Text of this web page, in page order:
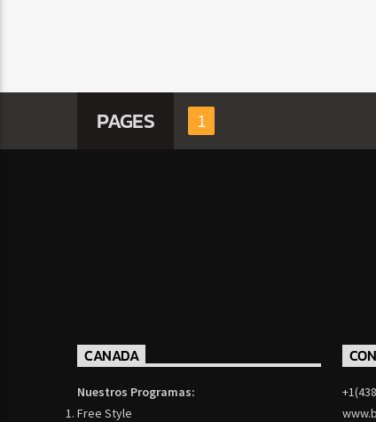
PAGES 1
CANADA
Nuestros Programas:
Free Style